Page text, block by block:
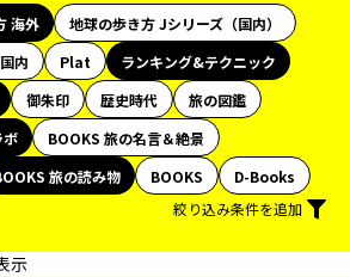
海外
地球の歩き方 Jシリーズ（国内）
内 Plat
ランキング&テクニック
御朱印 歴史時代
旅の図鑑
ボ
BOOKS 旅の名言＆絶景
旅の読み物 BOOKS
D-Books
絞り込み条件を追加
示